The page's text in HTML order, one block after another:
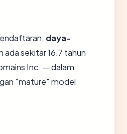
daya-
ada sekitar 16.7 tahun
Inc. — dalam
"mature" model